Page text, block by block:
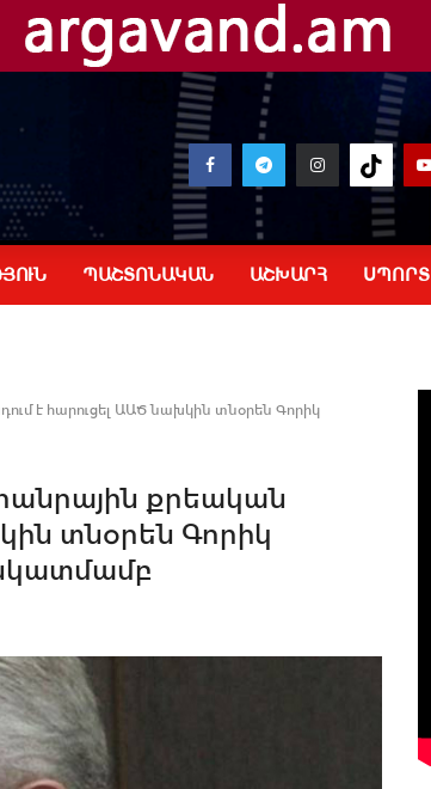
ՊԱՇՏՈՆԱԿԱՆ ԱՇԽԱՐՀ ՍՊՈՐՏ
է հարուցել ԱԱԾ նախկին տնօրեն Գորիկ
քրեական
տնօրեն Գորիկ